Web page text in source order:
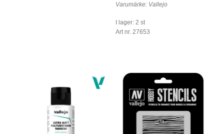
Varumärke: Vallejo
I lager: 2 st
Art nr. 27653